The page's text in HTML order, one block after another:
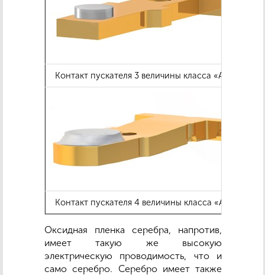
Контакт пускателя 3 величины класса «А»
Контакт пускателя 4 величины класса «А»
Оксидная пленка серебра, напротив,
имеет такую же высокую
электрическую проводимость, что и
само серебро. Серебро имеет также